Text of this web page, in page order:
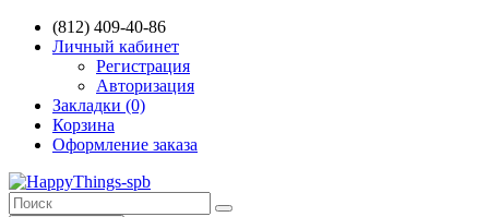
(812) 409-40-86
Личный кабинет
Регистрация
Авторизация
Закладки (0)
Корзина
Оформление заказа